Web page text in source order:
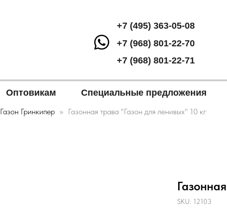
+7 (495) 363-05-08
Оптовикам Специальные предложения
+7 (968) 801-22-71
+7 (968) 801-22-70
Газон Гринкипер Газонная трава "Газон для ленивых" 10 кг
SKU: 12103